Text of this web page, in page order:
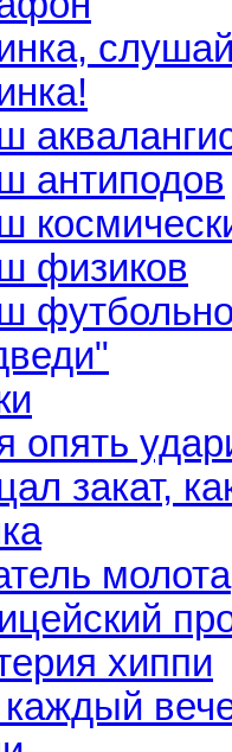
антиподов
физиков
опять
закат,
молота
хиппи